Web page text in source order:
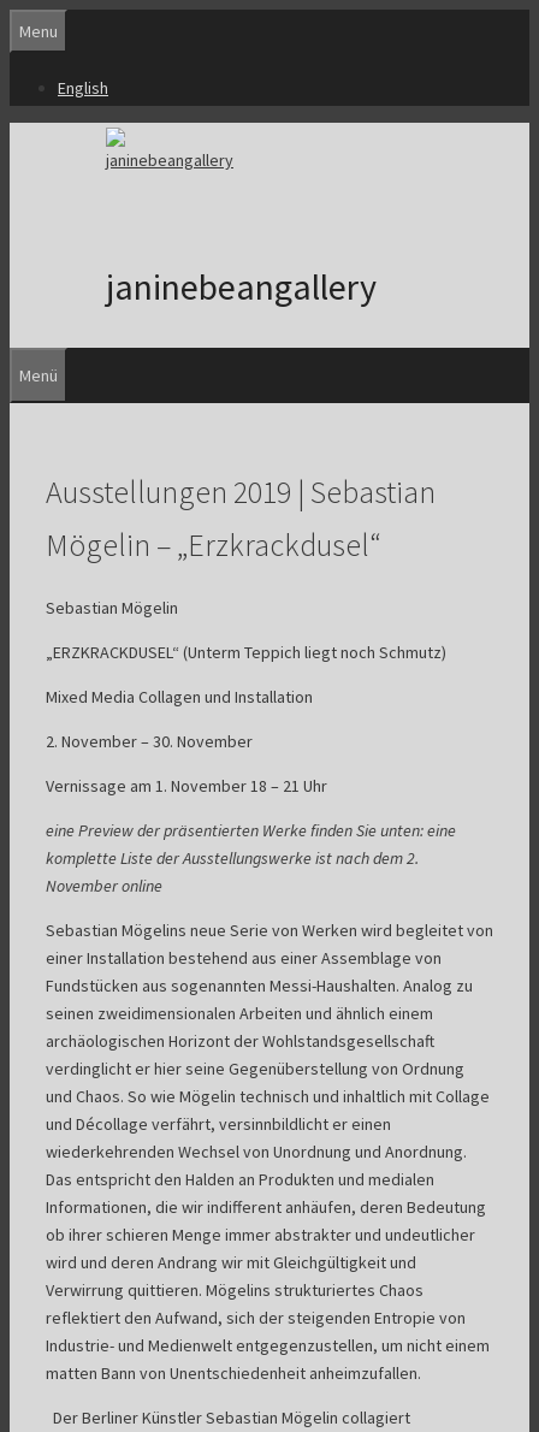
Zum
Inhalt
Menu
English
janinebeangallery
Menü
Ausstellungen 2019 | Sebastian
Mögelin – „Erzkrackdusel“
Sebastian Mögelin
„ERZKRACKDUSEL“ (Unterm Teppich liegt noch Schmutz)
Mixed Media Collagen und Installation
2. November – 30. November
Vernissage am 1. November 18 – 21 Uhr
eine Preview der präsentierten Werke finden Sie unten: eine
komplette Liste der Ausstellungswerke ist nach dem 2.
November online
Sebastian Mögelins neue Serie von Werken wird begleitet von
einer Installation bestehend aus einer Assemblage von
Fundstücken aus sogenannten Messi-Haushalten. Analog zu
seinen zweidimensionalen Arbeiten und ähnlich einem
archäologischen Horizont der Wohlstandsgesellschaft
verdinglicht er hier seine Gegenüberstellung von Ordnung
und Chaos. So wie Mögelin technisch und inhaltlich mit Collage
und Décollage verfährt, versinnbildlicht er einen
wiederkehrenden Wechsel von Unordnung und Anordnung.
Das entspricht den Halden an Produkten und medialen
Informationen, die wir indifferent anhäufen, deren Bedeutung
ob ihrer schieren Menge immer abstrakter und undeutlicher
wird und deren Andrang wir mit Gleichgültigkeit und
Verwirrung quittieren. Mögelins strukturiertes Chaos
reflektiert den Aufwand, sich der steigenden Entropie von
Industrie- und Medienwelt entgegenzustellen, um nicht einem
matten Bann von Unentschiedenheit anheimzufallen.
Der Berliner Künstler Sebastian Mögelin collagiert